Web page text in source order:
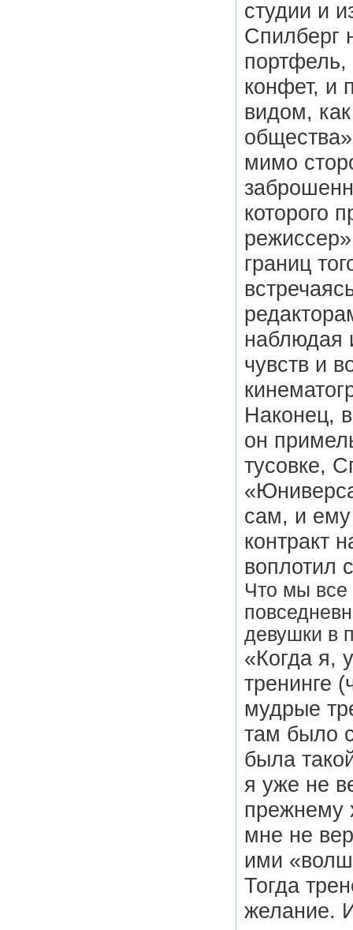
студии и
Спилберг
портфель,
конфет, и
видом,
мимо
которого
границ
наблюдая
чувств и
Наконец,
он
тусовке,
сам, и
контракт
воплотил
Что мы все
девушки в
«Когда я,
тренинге
мудрые
там было
была
я уже не
прежнему
мне не
ими
Тогда
желание.